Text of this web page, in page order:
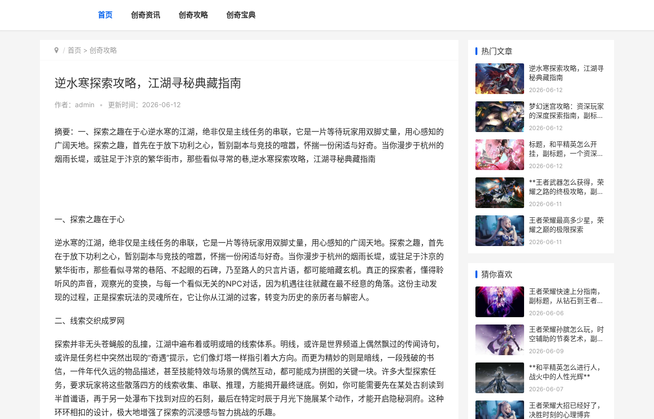
首页 创奇资讯 创奇攻略 创奇宝典
首页 > 创奇攻略
逆水寒探索攻略，江湖寻秘典藏指南
作者： admin • 更新时间：2026-06-12
摘要：一、探索之趣在于心逆水寒的江湖，绝非仅是主线任务的串联，它是一片等待玩家用双脚丈量，用心感知的
广阔天地。探索之趣，首先在于放下功利之心，暂别副本与竞技的喧嚣，怀揣一份闲适与好奇。当你漫步于杭州的
烟雨长堤，或驻足于汴京的繁华街市，那些看似寻常的巷,逆水寒探索攻略，江湖寻秘典藏指南
一、探索之趣在于心
逆水寒的江湖，绝非仅是主线任务的串联，它是一片等待玩家用双脚丈量，用心感知的广阔天地。探索之趣，首先
在于放下功利之心，暂别副本与竞技的喧嚣，怀揣一份闲适与好奇。当你漫步于杭州的烟雨长堤，或驻足于汴京的
繁华街市，那些看似寻常的巷陌、不起眼的石碑，乃至路人的只言片语，都可能暗藏玄机。真正的探索者，懂得聆
听风的声音，观察光的变换，与每一个看似无关的NPC对话，因为机遇往往就藏在最不经意的角落。这份主动发
现的过程，正是探索玩法的灵魂所在，它让你从江湖的过客，转变为历史的亲历者与解密人。
二、线索交织成罗网
探索并非无头苍蝇般的乱撞，江湖中遍布着或明或暗的线索体系。明线，或许是世界频道上偶然飘过的传闻诗句，
或许是任务栏中突然出现的“奇遇”提示，它们像灯塔一样指引着大方向。而更为精妙的则是暗线，一段残破的书
信，一件年代久远的物品描述，甚至技能特效与场景的偶然互动，都可能成为拼图的关键一块。许多大型探索任
务，要求玩家将这些散落四方的线索收集、串联、推理，方能揭开最终谜底。例如，你可能需要先在某处古刹读到
半首谶语，再于另一处瀑布下找到对应的石刻，最后在特定时辰于月光下施展某个动作，才能开启隐秘洞府。这种
环环相扣的设计，极大地增强了探索的沉浸感与智力挑战的乐趣。
热门文章
逆水寒探索攻略，江湖寻
秘典藏指南
2026-06-12
梦幻迷宫攻略：资深玩家
的深度探索指南，副标
题：从入门到精通的实战
2026-06-12
标题，和平精英怎么开
挂，副标题，一个资深玩
家的肺腑之言与严正警告
2026-06-12
**王者武器怎么获得，荣
耀之路的终极攻略，副标
题，资深玩家的深度心得
2026-06-11
王者荣耀最高多少星，荣
耀之巅的极限探索
2026-06-11
猜你喜欢
王者荣耀快速上分指南，
副标题，从钻石到王者的
实战心得
2026-06-06
王者荣耀孙膑怎么玩，时
空辅助的节奏艺术，副标
题，掌控节奏的时光逆行
2026-06-09
**和平精英怎么进行人，
战火中的人性光辉**
2026-06-07
王者荣耀大招已经好了，
决胜时刻的心理博弈